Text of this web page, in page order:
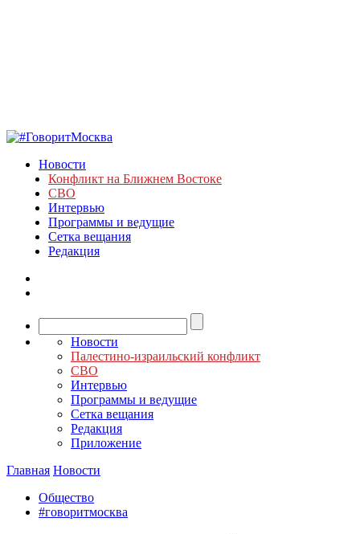
Новости
Конфликт на Ближнем Востоке
СВО
Интервью
Программы и ведущие
Сетка вещания
Редакция
Новости
Палестино-израильский конфликт
СВО
Интервью
Программы и ведущие
Сетка вещания
Редакция
Приложение
Главная Новости
Общество
#говоритмосква